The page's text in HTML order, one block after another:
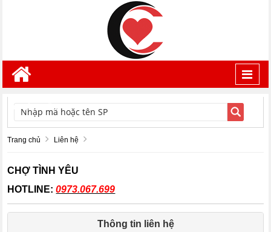
TÌM KIẾM
Trang chủ Liên hệ
CHỢ TÌNH YÊU
HOTLINE:0973.067.699
Thông tin liên hệ